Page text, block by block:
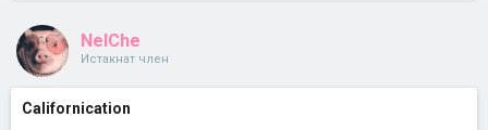
NelChe
Истакнат член
Californication